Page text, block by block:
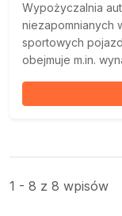
Wypożyczalnia
niezapomnianych
sportowych
obejmuje m.in.
1 - 8 z 8 wpisów